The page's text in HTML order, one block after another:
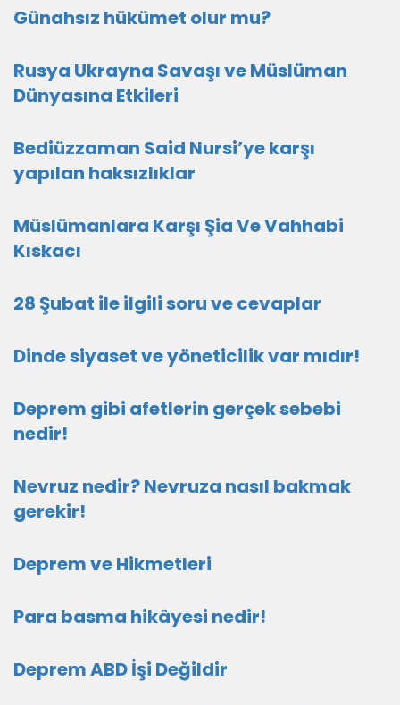
Günahsız hükümet olur mu?
Rusya Ukrayna Savaşı ve Müslüman
Dünyasına Etkileri
Bediüzzaman Said Nursi’ye karşı
yapılan haksızlıklar
Müslümanlara Karşı Şia Ve Vahhabi
Kıskacı
28 Şubat ile ilgili soru ve cevaplar
Dinde siyaset ve yöneticilik var mıdır!
Deprem gibi afetlerin gerçek sebebi
nedir!
Nevruz nedir? Nevruza nasıl bakmak
gerekir!
Deprem ve Hikmetleri
Para basma hikâyesi nedir!
Deprem ABD İşi Değildir